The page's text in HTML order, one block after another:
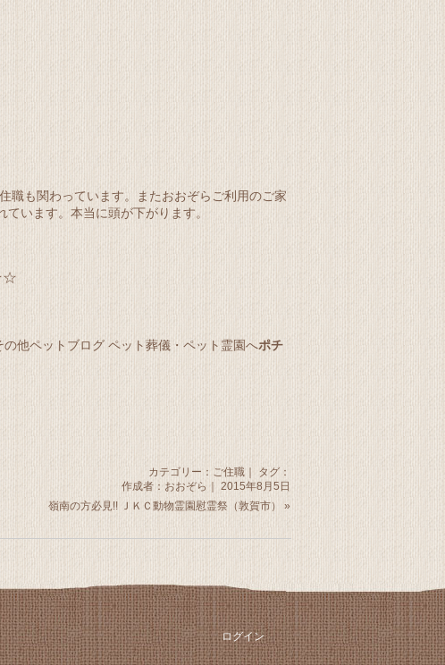
職も関わっています。またおおぞらご利用のご家
います。本当に頭が下がります。
ポチ
カテゴリー： ご住職｜ タグ：
作成者：おおぞら｜ 2015年8月5日
嶺南の方必見!! ＪＫＣ動物霊園慰霊祭（敦賀市） »
ログイン